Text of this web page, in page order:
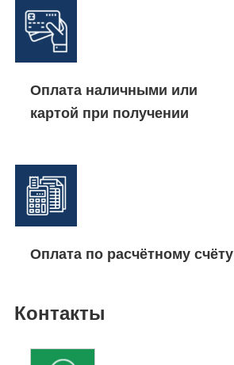
Оплата наличными или
картой при получении
Оплата по расчётному счёту
Контакты